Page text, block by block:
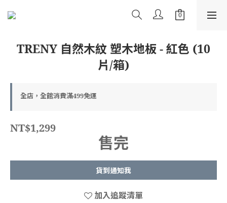
TRENY 自然木紋 塑木地板 - 紅色 (10
片/箱)
全店，全館消費滿499免運
NT$1,299
售完
貨到通知我
加入追蹤清單